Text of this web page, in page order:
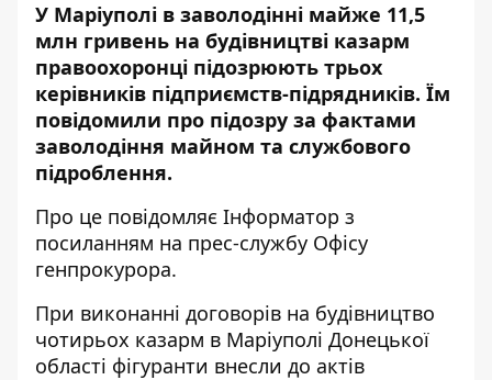
У Маріуполі в заволодінні майже 11,5
млн гривень на будівництві казарм
правоохоронці підозрюють трьох
керівників підприємств-підрядників. Їм
повідомили про підозру за фактами
заволодіння майном та службового
підроблення.
Про це повідомляє Інформатор з
посиланням на прес-службу Офісу
генпрокурора.
При виконанні договорів на будівництво
чотирьох казарм в Маріуполі Донецької
області фігуранти внесли до актів